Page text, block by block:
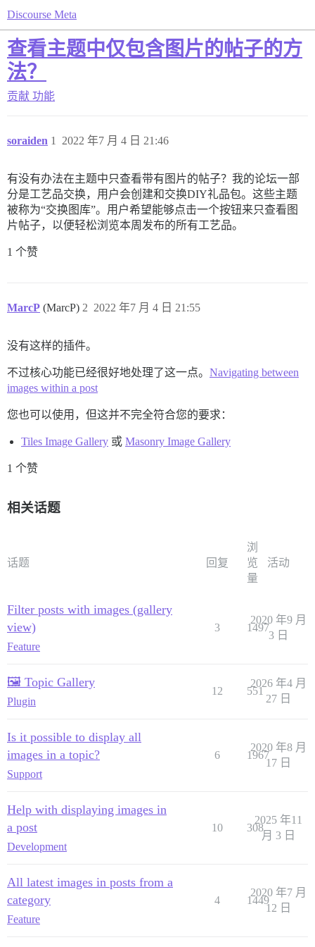
Discourse Meta
查看主题中仅包含图片的帖子的方
法？
贡献 功能
soraiden 2022 年7 月 4 日 21:46
1
有没有办法在主题中只查看带有图片的帖子？我的论坛一部
分是工艺品交换，用户会创建和交换DIY礼品包。这些主题
被称为“交换图库”。用户希望能够点击一个按钮来只查看图
片帖子，以便轻松浏览本周发布的所有工艺品。
1 个赞
MarcP (MarcP) 2022 年7 月 4 日 21:55
2
没有这样的插件。
不过核心功能已经很好地处理了这一点。 Navigating between
images within a post
您也可以使用，但这并不完全符合您的要求：
Tiles Image Gallery 或 Masonry Image Gallery
1 个赞
相关话题
话题 回复
浏
览
量
活动
Filter posts with images (gallery
view)
Feature
3 1497
2020 年9 月
3 日
🖼️ Topic Gallery
Plugin
12 551
2026 年4 月
27 日
Is it possible to display all
images in a topic?
Support
6 1967
2020 年8 月
17 日
Help with displaying images in
a post
Development
10 308
2025 年11
月 3 日
All latest images in posts from a
category
Feature
4 1449
2020 年7 月
12 日